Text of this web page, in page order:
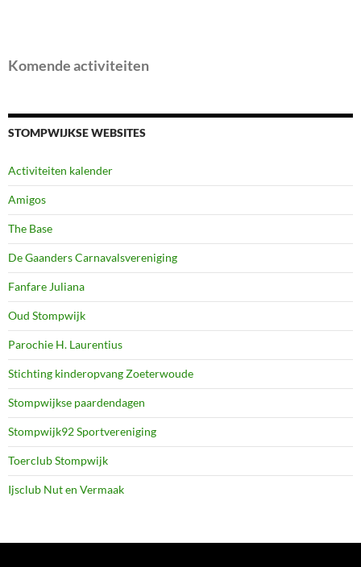
Komende activiteiten
STOMPWIJKSE WEBSITES
Activiteiten kalender
Amigos
The Base
De Gaanders Carnavalsvereniging
Fanfare Juliana
Oud Stompwijk
Parochie H. Laurentius
Stichting kinderopvang Zoeterwoude
Stompwijkse paardendagen
Stompwijk92 Sportvereniging
Toerclub Stompwijk
Ijsclub Nut en Vermaak